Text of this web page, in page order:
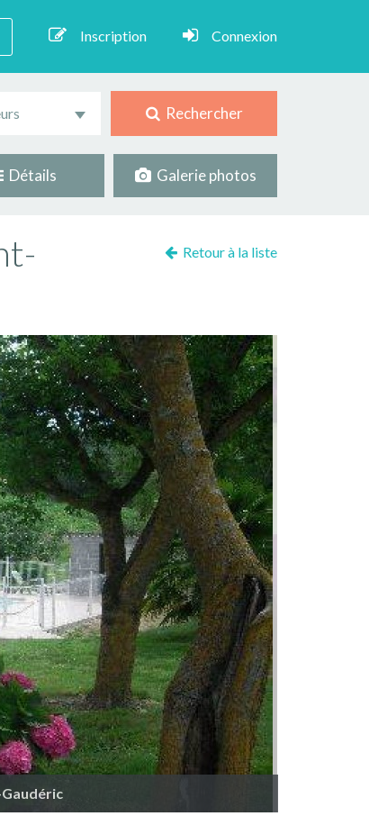
Inscription Connexion
Rechercher
Détails Galerie photos
Retour à la liste